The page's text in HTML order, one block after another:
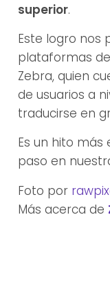
superior.
Este logro nos
plataformas
Zebra, quien
de usuarios a
traducirse en
Es un hito más
paso en
Foto por
Más acerca de